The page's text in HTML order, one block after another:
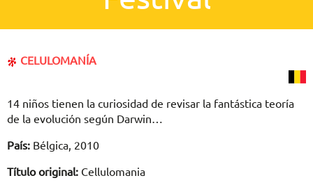
CELULOMANÍA
14 niños tienen la curiosidad de revisar la fantástica teoría
de la evolución según Darwin…
País: Bélgica, 2010
Título original: Cellulomania